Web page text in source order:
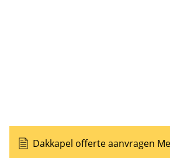
Dakkapel offerte aanvragen